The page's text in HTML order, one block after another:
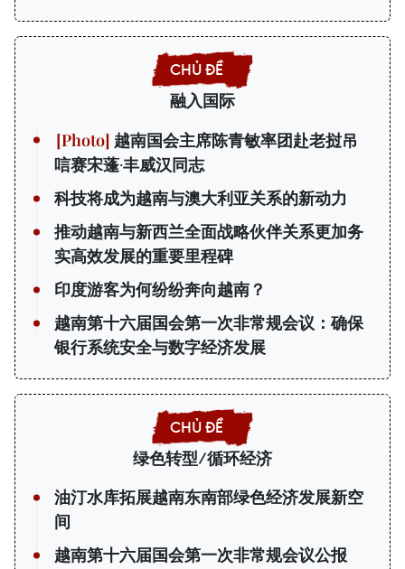
融入国际
越南国会主席陈青敏率团赴老挝吊
唁赛宋蓬·丰威汉同志
科技将成为越南与澳大利亚关系的新动力
推动越南与新西兰全面战略伙伴关系更加务
实高效发展的重要里程碑
印度游客为何纷纷奔向越南？
越南第十六届国会第一次非常规会议：确保
银行系统安全与数字经济发展
绿色转型/循环经济
油汀水库拓展越南东南部绿色经济发展新空
间
越南第十六届国会第一次非常规会议公报